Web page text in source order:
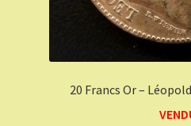
20 Francs Or –